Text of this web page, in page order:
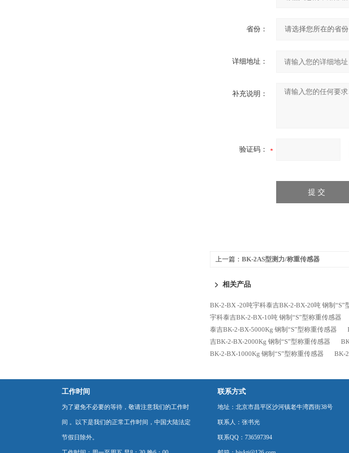
省份：
详细地址：
补充说明：
验证码：
上一篇： BK-2AS型测力/称重传感器
相关产品
BK-2-BX -20吨宇科泰吉BK-2-BX-20吨 钢制“S”
宇科泰吉BK-2-BX-10吨 钢制“S”型称重传感器
泰吉BK-2-BX-5000Kg 钢制“S”型称重传感器
吉BK-2-BX-2000Kg 钢制“S”型称重传感器
BK-2-BX-1000Kg 钢制“S”型称重传感器
BK-
工作时间
为了避免不必要的等待，敬请注意我们的工作时
间 。以下是我们的正常工作时间，中国大陆法定
节假日除外。
联系方式
地址：北京市昌平区沙河镇老牛湾西街38号
联系人：张书光
联系QQ：736597394